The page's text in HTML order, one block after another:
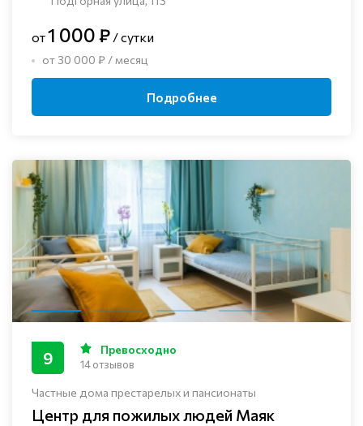
от1 000 ₽ / сутки
от 30 000 ₽ / месяц
Подробнее
Частные дома престарелых и пансионаты
Центр для пожилых людей Маяк
9 Превосходно
14 отзывов